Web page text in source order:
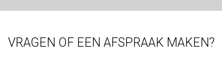
VRAGEN OF EEN AFSPRAAK MAKEN?